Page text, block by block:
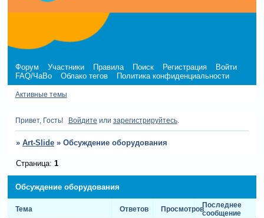
Форум Участники Правила Поиск Регистрация
Войти
FAQ/ЧаВо
Облако тегов Политика конфиденциальности
Активные темы
Привет, Гость! Войдите или зарегистрируйтесь.
» Art-Slide » Обсуждение оборудования
Обсуждение оборудования
Страница: 1
Тема Ответов ПросмотровПоследнее
сообщение